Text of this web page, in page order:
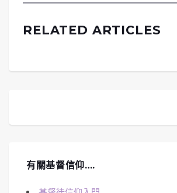
RELATED ARTICLES
有關基督信仰….